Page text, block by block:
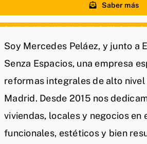
Soy Mercedes Peláez, y junto a
Senza Espacios, una empresa
reformas integrales de alto nivel
Madrid. Desde 2015 nos
viviendas, locales y negocios en
funcionales, estéticos y bien
Saber más